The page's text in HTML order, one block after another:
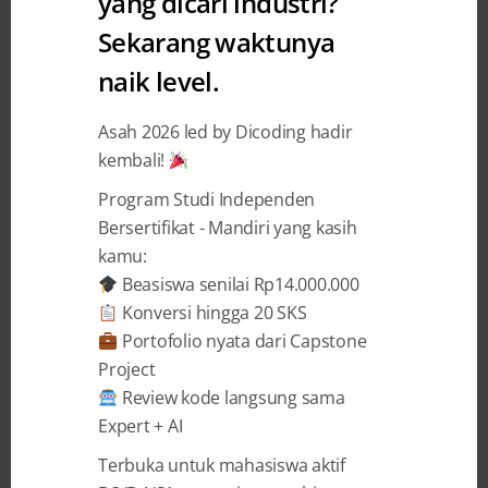
Memberikan Beasiswa Academy
Kotlin Android Developer Expert
Dicoding Indonesia 1 May 2018
BAGIKAN
Yayasan Pendidikan Telkom (YPT)adalah
sebuah yayasan yang mengusung
konsepOne Pipe Education System
dan tersebar di seluruh wilayah Indonesia.
Berdiri sejak 2015, YPT merupakan
Sekarang waktunya
naik level.
Asah 2026 led by Dicoding hadir
kembali!
Program Studi Independen
Bersertifikat - Mandiri yang kasih
kamu:
Beasiswa senilai Rp14.000.000
Konversi hingga 20 SKS
Portofolio nyata dari Capstone
Project
Review kode langsung sama
Expert + AI
Terbuka untuk mahasiswa aktif